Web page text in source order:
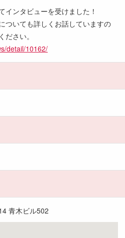
インタビューを受けました！
ついても詳しくお話していますの
さい。
detail/10162/
青木ビル502